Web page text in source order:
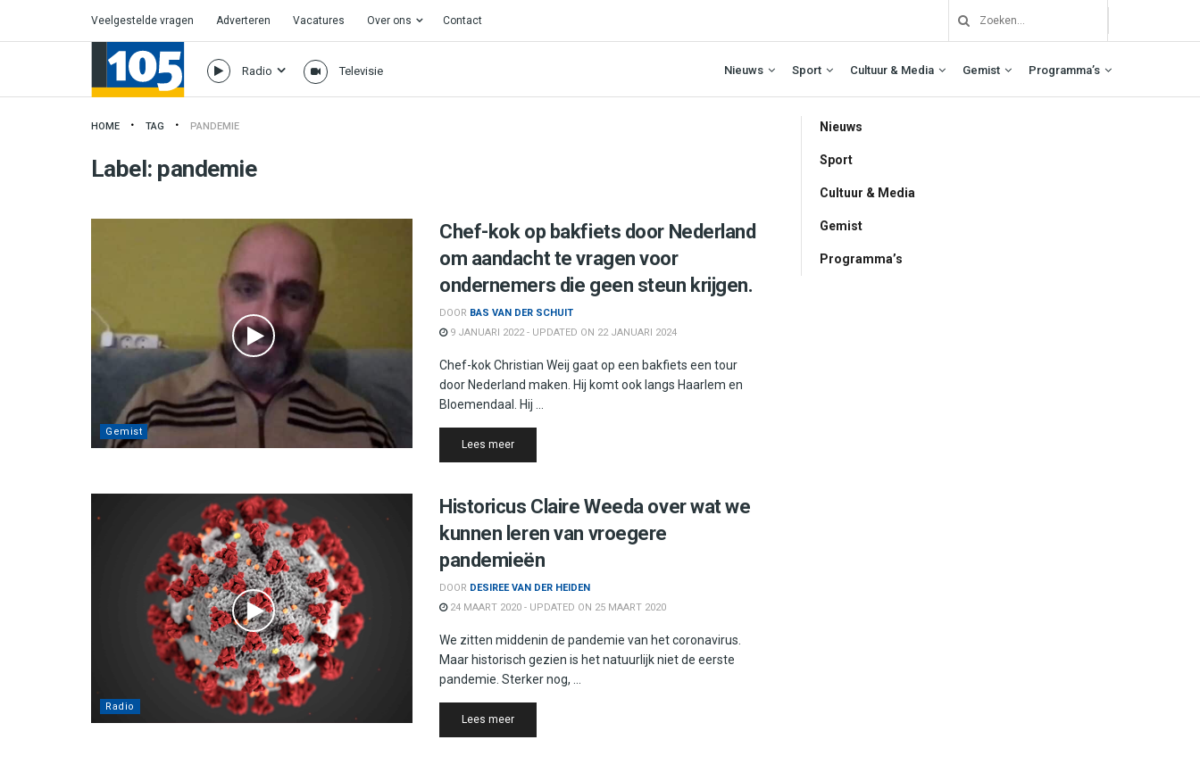
Veelgestelde vragen Adverteren Vacatures Over ons Contact
Radio Televisie Nieuws Sport Cultuur & Media Gemist Programma’s
HOME TAG PANDEMIE
Label: pandemie
Gemist
Chef-kok op bakfiets door Nederland
om aandacht te vragen voor
ondernemers die geen steun krijgen.
DOOR BAS VAN DER SCHUIT
9 JANUARI 2022 - UPDATED ON 22 JANUARI 2024
Chef-kok Christian Weij gaat op een bakfiets een tour
door Nederland maken. Hij komt ook langs Haarlem en
Bloemendaal. Hij ...
Lees meerDetails
Radio
Historicus Claire Weeda over wat we
kunnen leren van vroegere
pandemieën
DOOR DESIREE VAN DER HEIDEN
24 MAART 2020 - UPDATED ON 25 MAART 2020
We zitten middenin de pandemie van het coronavirus.
Maar historisch gezien is het natuurlijk niet de eerste
pandemie. Sterker nog, ...
Lees meerDetails
Nieuws
Sport
Cultuur & Media
Gemist
Programma’s